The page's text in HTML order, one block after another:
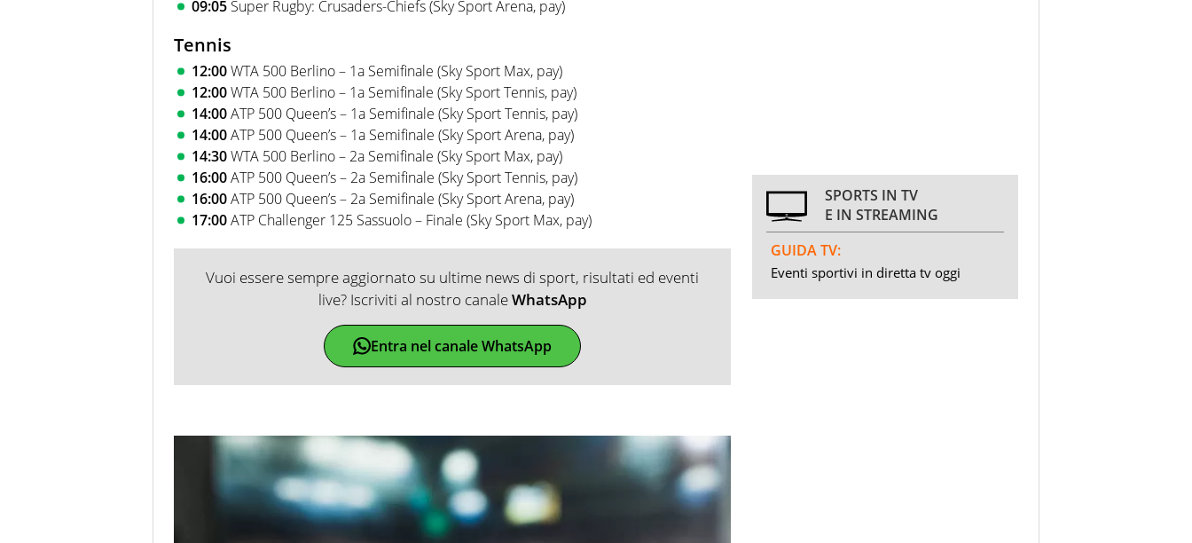
09:05 Super Rugby: Crusaders-Chiefs (Sky Sport Arena, pay)
Tennis
12:00WTA 500 Berlino – 1a Semifinale (Sky Sport Max, pay)
12:00WTA 500 Berlino – 1a Semifinale (Sky Sport Tennis, pay)
14:00ATP 500 Queen’s – 1a Semifinale (Sky Sport Tennis, pay)
14:00ATP 500 Queen’s – 1a Semifinale (Sky Sport Arena, pay)
14:30WTA 500 Berlino – 2a Semifinale (Sky Sport Max, pay)
16:00ATP 500 Queen’s – 2a Semifinale (Sky Sport Tennis, pay)
16:00ATP 500 Queen’s – 2a Semifinale (Sky Sport Arena, pay)
17:00ATP Challenger 125 Sassuolo – Finale (Sky Sport Max, pay)
Vuoi essere sempre aggiornato su ultime news di sport, risultati ed eventi
live? Iscriviti al nostro canaleWhatsApp
Entra nel canale WhatsApp
SPORTS IN TV
E IN STREAMING
GUIDA TV:
Eventi sportivi in diretta tv oggi